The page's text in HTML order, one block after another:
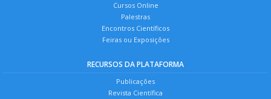
Cursos Online
Palestras
Encontros Científicos
Feiras ou Exposições
RECURSOS DA PLATAFORMA
Publicações
Revista Científica